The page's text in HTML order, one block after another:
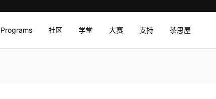
Programs 社区 学堂 大赛 支持 茶思屋